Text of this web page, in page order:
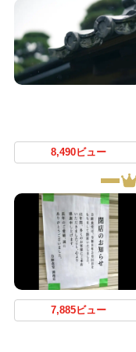
8,490ビュー
7,885ビュー